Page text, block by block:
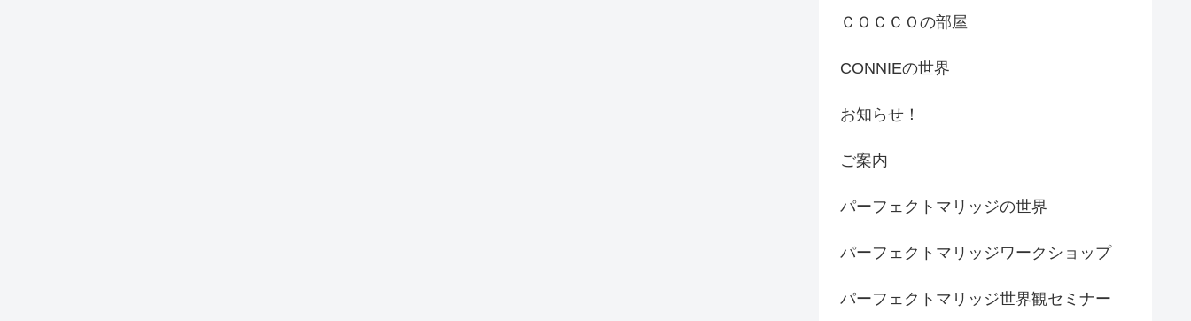
ＣＯＣＣＯの部屋
CONNIEの世界
お知らせ！
ご案内
パーフェクトマリッジの世界
パーフェクトマリッジワークショップ
パーフェクトマリッジ世界観セミナー